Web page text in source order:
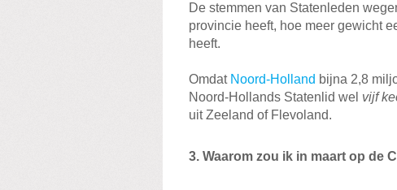
De stemmen van Statenleden
provincie heeft, hoe meer gewicht
heeft.
Omdat Noord-Holland bijna 2,8
Noord-Hollands Statenlid wel vijf
uit Zeeland of Flevoland.
3. Waarom zou ik in maart op de